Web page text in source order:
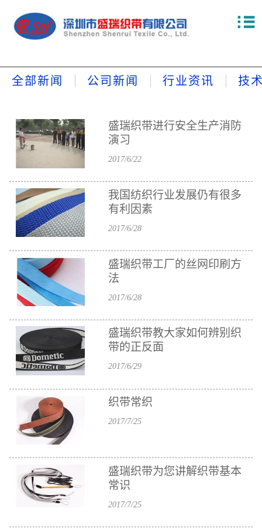
全部新闻 公司新闻 行业资讯 技
盛瑞织带进行安全生产消防
演习
2017/6/22
我国纺织行业发展仍有很多
有利因素
2017/6/28
盛瑞织带工厂的丝网印刷方
法
2017/6/28
盛瑞织带教大家如何辨别织
带的正反面
2017/6/29
织带常织
2017/7/25
盛瑞织带为您讲解织带基本
常识
2017/7/25